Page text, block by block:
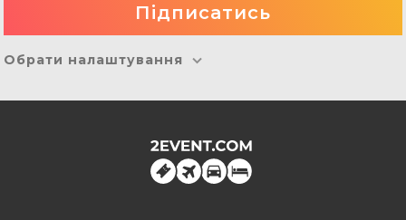
Обрати налаштування